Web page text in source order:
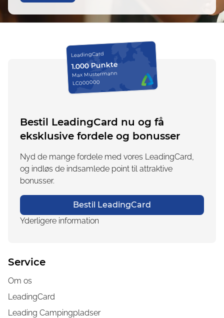
Service
Om os
LeadingCard
Leading Campingpladser
LeadingCard
1.000 Punkte
Max Mustermann
LC000000
Bestil LeadingCard nu og få
eksklusive fordele og bonusser
Nyd de mange fordele med vores LeadingCard,
og indløs de indsamlede point til attraktive
bonusser.
Bestil LeadingCard
Yderligere information